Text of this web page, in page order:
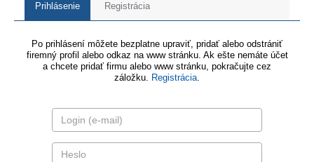
Prihlásenie Registrácia
Po prihlásení môžete bezplatne upraviť, pridať alebo odstrániť
firemný profil alebo odkaz na www stránku. Ak ešte nemáte účet
a chcete pridať firmu alebo www stránku, pokračujte cez
záložku. Registrácia.